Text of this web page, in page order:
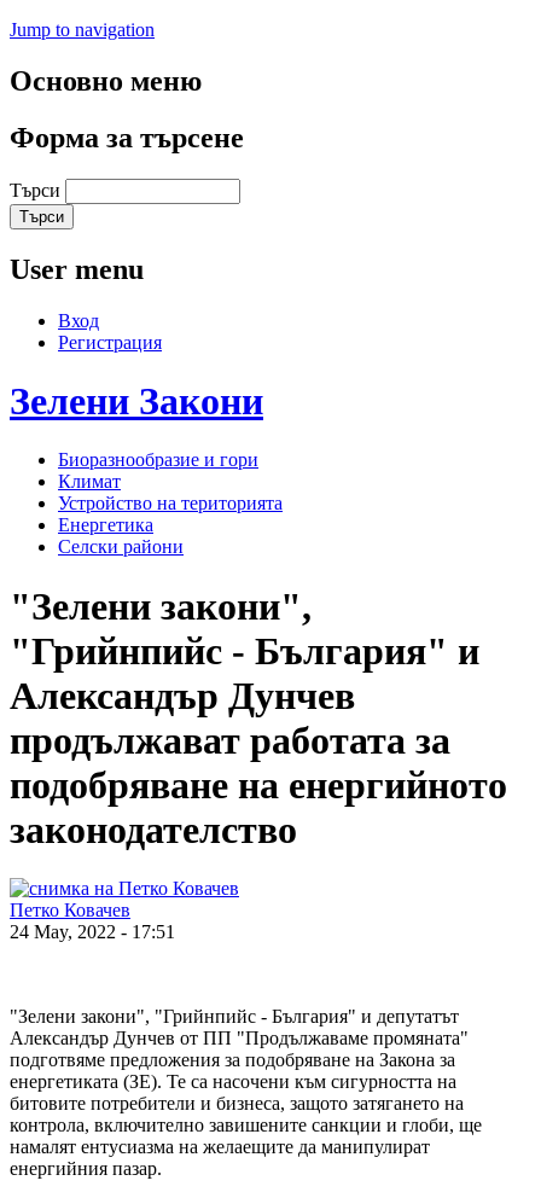
Jump to navigation
Основно меню
Форма за търсене
Търси
User menu
Вход
Регистрация
Зелени Закони
Биоразнообразие и гори
Климат
Устройство на територията
Енергетика
Селски райони
"Зелени закони",
"Грийнпийс - България" и
Александър Дунчев
продължават работата за
подобряване на енергийното
законодателство
Петко Ковачев
24 May, 2022 - 17:51
"Зелени закони", "Грийнпийс - България" и депутатът
Александър Дунчев от ПП "Продължаваме промяната"
подготвяме предложения за подобряване на Закона за
енергетиката (ЗЕ). Те са насочени към сигурността на
битовите потребители и бизнеса, защото затягането на
контрола, включително завишените санкции и глоби, ще
намалят ентусиазма на желаещите да манипулират
енергийния пазар.